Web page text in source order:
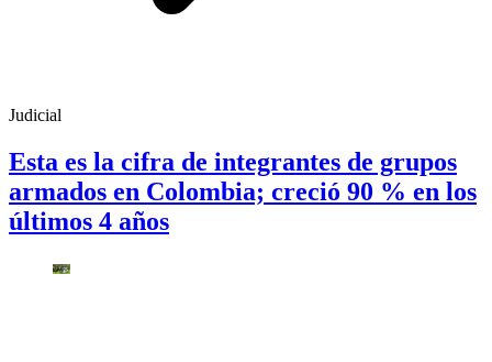
Judicial
Esta es la cifra de integrantes de grupos
armados en Colombia; creció 90 % en los
últimos 4 años